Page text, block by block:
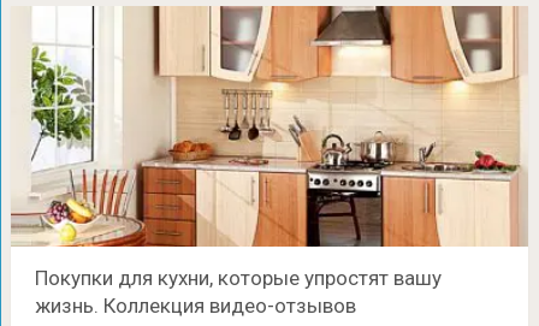
Покупки для кухни, которые упростят вашу
жизнь. Коллекция видео-отзывов